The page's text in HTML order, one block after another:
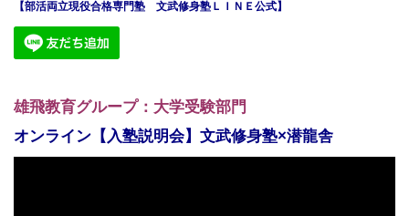
【部活両立現役合格専門塾 文武修身塾ＬＩＮＥ公式】
雄飛教育グループ：大学受験部門
オンライン【入塾説明会】文武修身塾×潜龍舎